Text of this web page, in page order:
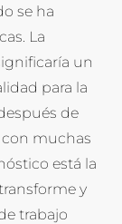
se ha
La
un
para la
de
con muchas
está la
y
trabajo